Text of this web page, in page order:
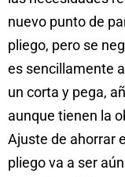
nuevo punto de
pliego, pero se
es sencillamente
un corta y pega,
aunque tienen la
Ajuste de ahorrar
pliego va a ser